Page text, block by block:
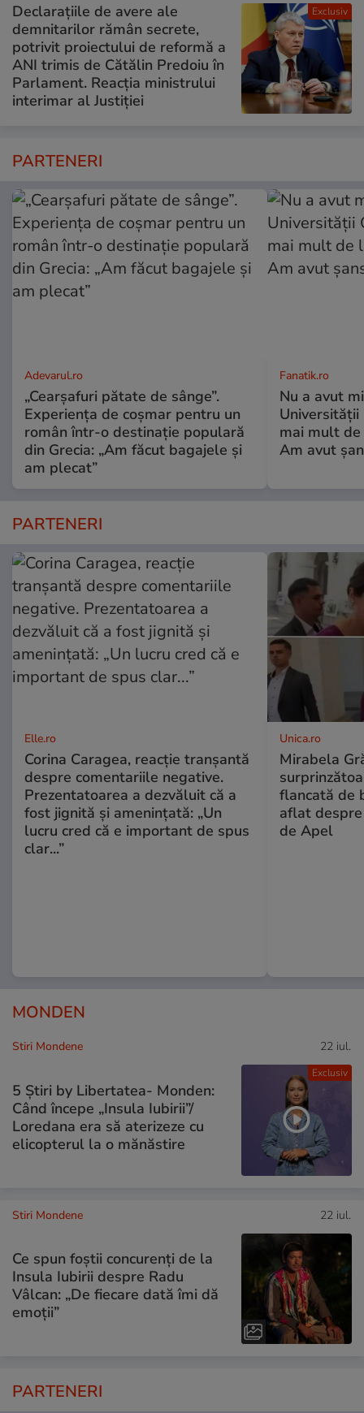
Exclusiv
Declarațiile de avere ale
demnitarilor rămân secrete,
potrivit proiectului de reformă a
ANI trimis de Cătălin Predoiu în
Parlament. Reacția ministrului
interimar al Justiției
PARTENERI
Adevarul.ro
„Cearșafuri pătate de sânge”.
Experiența de coșmar pentru un
român într-o destinație populară
din Grecia: „Am făcut bagajele și
am plecat”
Fanatik.ro
Nu a avut
Universității
mai mult
Am avut
PARTENERI
Elle.ro
Corina Caragea, reacție tranșantă
despre comentariile negative.
Prezentatoarea a dezvăluit că a
fost jignită și amenințată: „Un
lucru cred că e important de spus
clar...”
Unica.ro
Mirabela
flancată de
aflat
de Apel
MONDEN
Exclusiv
Stiri Mondene 22 iul.
5 Știri by Libertatea- Monden:
Când începe „Insula Iubirii”/
Loredana era să aterizeze cu
elicopterul la o mănăstire
Stiri Mondene 22 iul.
Ce spun foștii concurenți de la
Insula Iubirii despre Radu
Vâlcan: „De fiecare dată îmi dă
emoții”
PARTENERI